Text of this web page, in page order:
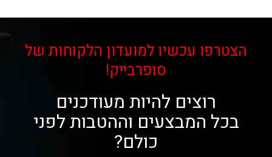
הצטרפו עכשיו למועדון הלקוחות של
סופרבייק!
רוצים להיות מעודכנים
בכל המבצעים וההטבות לפני
כולם?